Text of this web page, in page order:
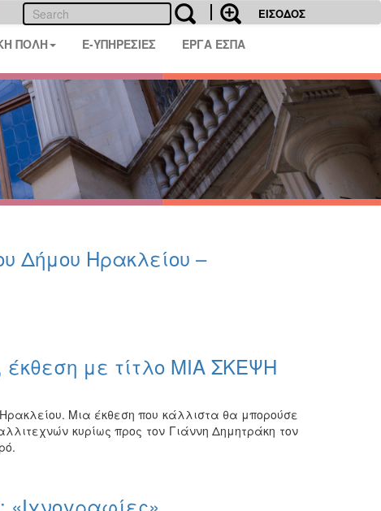
ΕΙΣΟΔΟΣ
ΠΟΛΗ E-ΥΠΗΡΕΣΙΕΣ ΕΡΓΑ ΕΣΠΑ
Δήμου Ηρακλείου –
με τίτλο ΜΙΑ ΣΚΕΨΗ
Μια έκθεση που κάλλιστα θα μπορούσε
κυρίως προς τον Γιάννη Δημητράκη τον